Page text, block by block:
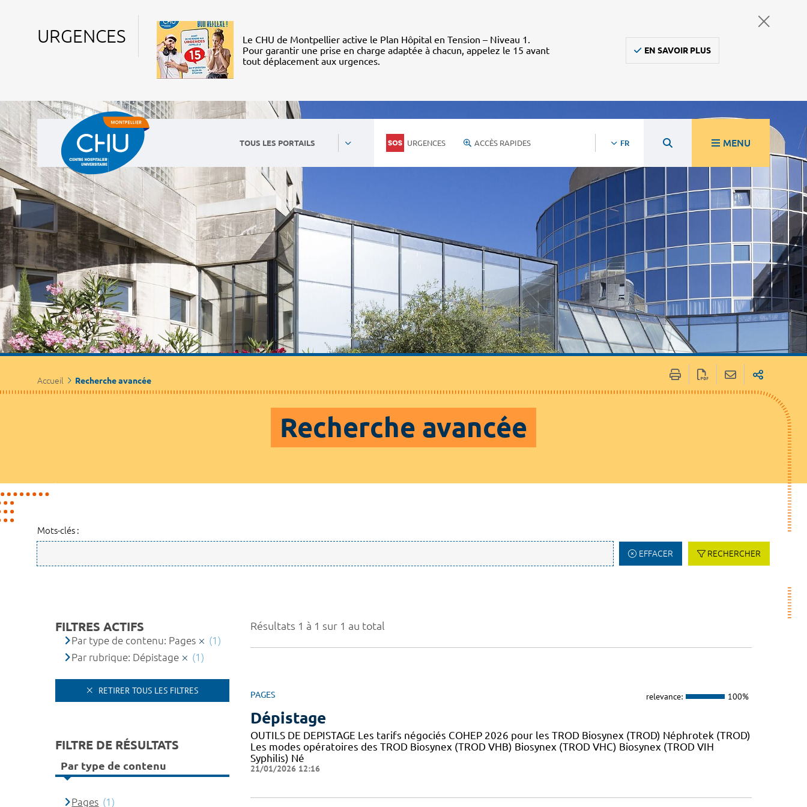
URGENCES
Le CHU de Montpellier active le Plan Hôpital en Tension – Niveau 1.
Pour garantir une prise en charge adaptée à chacun, appelez le 15 avant
tout déplacement aux urgences.
EN SAVOIR PLUS
TOUS LES PORTAILS URGENCES ACCÈS RAPIDES FR MENU
Accueil Recherche avancée
Recherche avancée
Mots-clés :
EFFACER RECHERCHER
Résultats 1 à 1 sur 1 au total
PAGES relevance: 100%
Dépistage
OUTILS DE DEPISTAGE Les tarifs négociés COHEP 2026 pour les TROD Biosynex (TROD) Néphrotek (TROD)
Les modes opératoires des TROD Biosynex (TROD VHB) Biosynex (TROD VHC) Biosynex (TROD VIH
Syphilis) Né
21/01/2026 12:16
FILTRES ACTIFS
Par type de contenu: Pages
(1)
Par rubrique: Dépistage
(1)
RETIRER TOUS LES FILTRES
FILTRE DE RÉSULTATS
Par type de contenu
Pages (1)